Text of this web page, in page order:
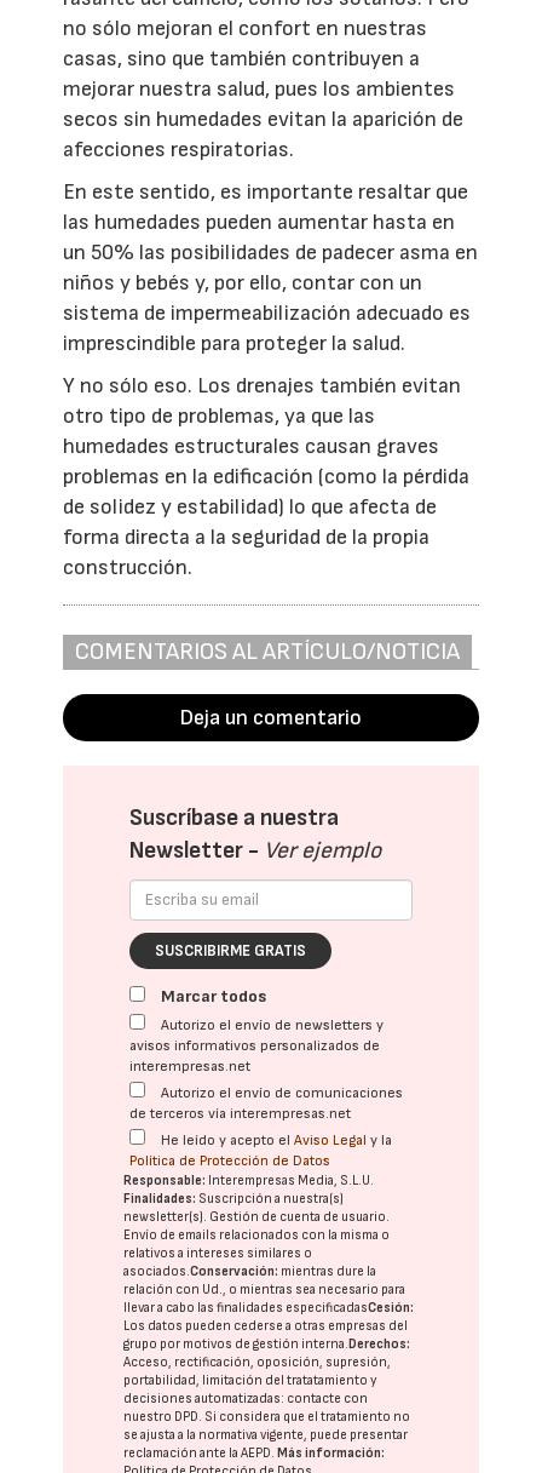
no sólo mejoran el confort en nuestras
casas, sino que también contribuyen a
mejorar nuestra salud, pues los ambientes
secos sin humedades evitan la aparición de
afecciones respiratorias.
En este sentido, es importante resaltar que
las humedades pueden aumentar hasta en
un 50% las posibilidades de padecer asma en
niños y bebés y, por ello, contar con un
sistema de impermeabilización adecuado es
imprescindible para proteger la salud.
Y no sólo eso. Los drenajes también evitan
otro tipo de problemas, ya que las
humedades estructurales causan graves
problemas en la edificación (como la pérdida
de solidez y estabilidad) lo que afecta de
forma directa a la seguridad de la propia
construcción.
COMENTARIOS AL ARTÍCULO/NOTICIA
Deja un comentario
Suscríbase a nuestra
Newsletter - Ver ejemplo
SUSCRIBIRME GRATIS
Marcar todos
Autorizo el envío de newsletters y
avisos informativos personalizados de
interempresas.net
Autorizo el envío de comunicaciones
de terceros vía interempresas.net
He leído y acepto elAviso Legal y la
Política de Protección de Datos
Responsable: Interempresas Media, S.L.U.
Finalidades: Suscripción a nuestra(s)
newsletter(s). Gestión de cuenta de usuario.
Envío de emails relacionados con la misma o
relativos a intereses similares o
asociados.Conservación: mientras dure la
relación con Ud., o mientras sea necesario para
llevar a cabo las finalidades especificadasCesión:
Los datos pueden cederse a otras empresas del
grupo por motivos de gestión interna.Derechos:
Acceso, rectificación, oposición, supresión,
portabilidad, limitación del tratatamiento y
decisiones automatizadas: contacte con
nuestro DPD. Si considera que el tratamiento no
se ajusta a la normativa vigente, puede presentar
reclamación ante laAEPD.Más información: